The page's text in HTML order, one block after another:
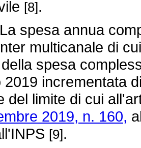
[8].
spesa annua
multicanale di
spesa
2019 incrementata
del limite di cui
2019, n. 160,
[9].